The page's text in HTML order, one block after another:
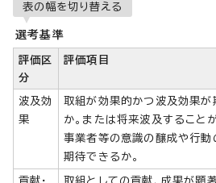
表の幅を切り替える
選考基準
評価区
分
評価項目
波及効
果
取組が効果的かつ波及効果が
か。または将来波及すること
事業者等の意識の醸成や行
期待できるか。
貢献・ 取組としての貢献、成果が顕